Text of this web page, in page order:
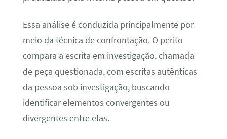
Essa análise é conduzida principalmente por
meio da técnica de confrontação. O perito
compara a escrita em investigação, chamada
de peça questionada, com escritas autênticas
da pessoa sob investigação, buscando
identificar elementos convergentes ou
divergentes entre elas.